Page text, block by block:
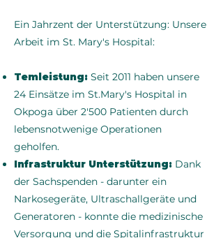
Ein Jahrzent der Unterstützung: Unsere
Arbeit im St. Mary's Hospital:
Temleistung: Seit 2011 haben unsere
24 Einsätze im St.Mary's Hospital in
Okpoga über 2'500 Patienten durch
lebensnotwenige Operationen
geholfen.
Infrastruktur Unterstützung: Dank
der Sachspenden - darunter ein
Narkosegeräte, Ultraschallgeräte und
Generatoren - konnte die medizinische
Versorgung und die Spitalinfrastruktur